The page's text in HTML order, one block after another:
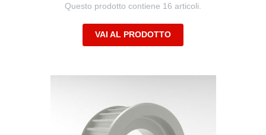
Questo prodotto contiene 16 articoli.
VAI AL PRODOTTO